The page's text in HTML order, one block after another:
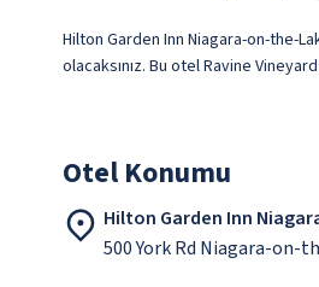
Hilton Garden Inn Niagara-on-the-
olacaksınız. Bu otel Ravine
Otel Konumu
Hilton Garden Inn
500 York Rd Niagara-on-